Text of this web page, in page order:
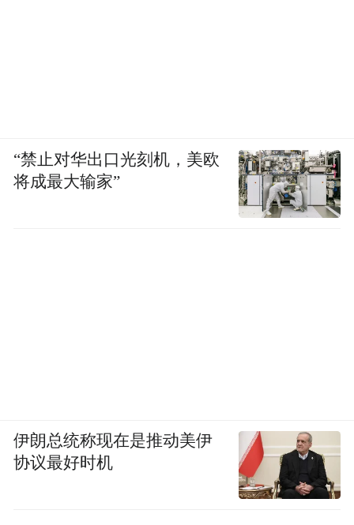
“禁止对华出口光刻机，美欧
将成最大输家”
伊朗总统称现在是推动美伊
协议最好时机